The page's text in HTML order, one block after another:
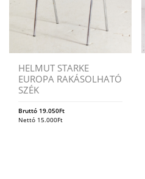
HELMUT STARKE
EUROPA RAKÁSOLHATÓ
SZÉK
Bruttó 19.050Ft
Nettó 15.000Ft